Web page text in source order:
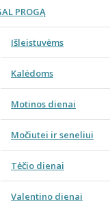
PROGĄ
Išleistuvėms
Kalėdoms
Motinos dienai
Močiutei ir seneliui
Tėčio dienai
Valentino dienai